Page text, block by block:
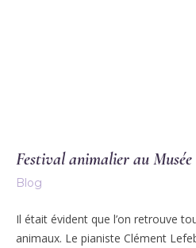
Festival animalier au
Blog
Il était évident que l’on retrouve
animaux. Le pianiste Clément